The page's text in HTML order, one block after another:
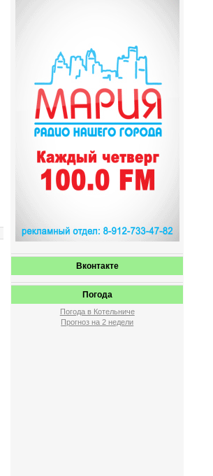
Вконтакте
Погода
Погода в Котельниче
Прогноз на 2 недели